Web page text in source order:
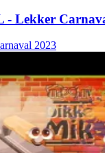
- Lekker
2023